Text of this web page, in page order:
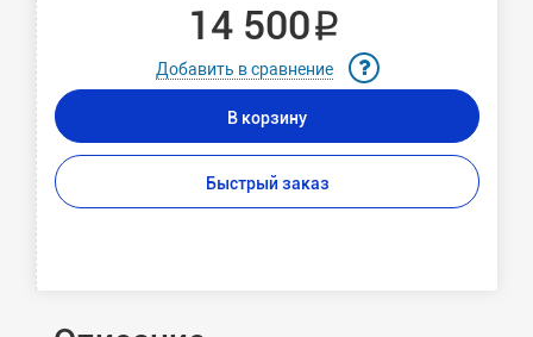
14 500 ₽
Добавить в сравнение
В корзину
Быстрый заказ